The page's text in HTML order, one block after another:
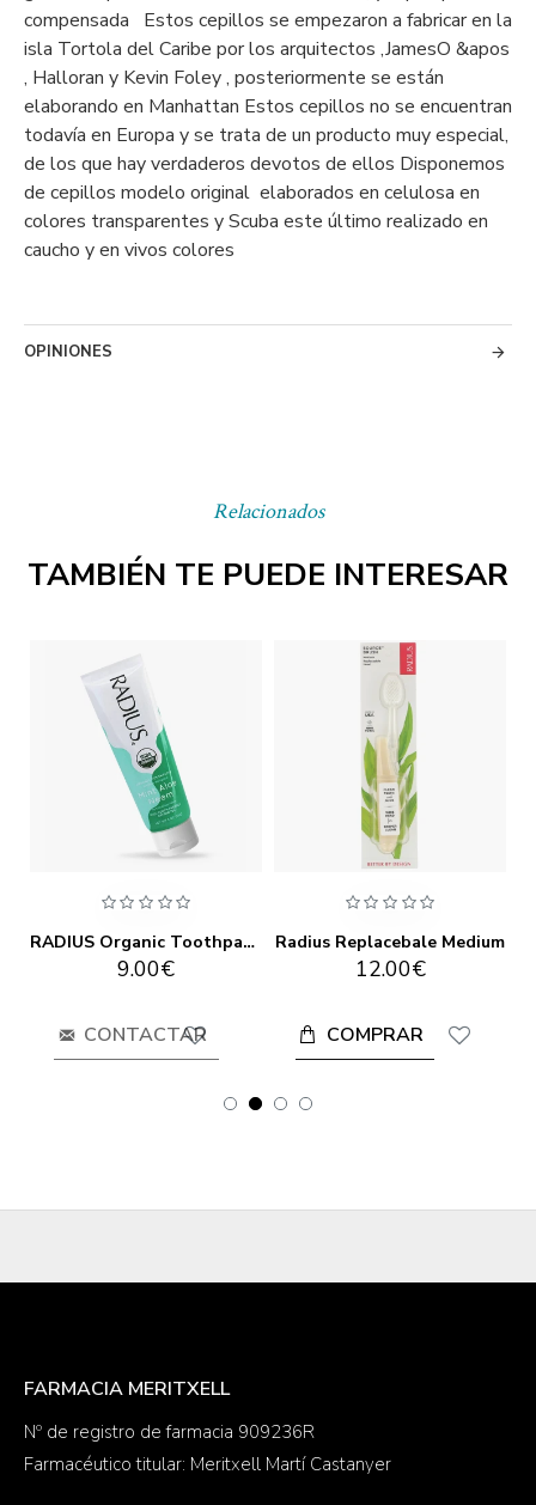
Relacionados
TAMBIÉN TE PUEDE INTERESAR
RADIUS Organic Toothpaste Mint Aloe Neem 85 gr
9.00€
CONTACTAR
Radius Replacebale Medium
12.00€
COMPRAR
compensada Estos cepillos se empezaron a fabricar en la
isla Tortola del Caribe por los arquitectos ,JamesO &apos
, Halloran y Kevin Foley , posteriormente se están
elaborando en Manhattan Estos cepillos no se encuentran
todavía en Europa y se trata de un producto muy especial,
de los que hay verdaderos devotos de ellos Disponemos
de cepillos modelo original elaborados en celulosa en
colores transparentes y Scuba este último realizado en
caucho y en vivos colores
OPINIONES
FARMACIA MERITXELL
Nº de registro de farmacia 909236R
Farmacéutico titular: Meritxell Martí Castanyer